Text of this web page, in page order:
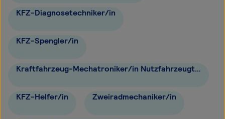
KFZ-Diagnosetechniker/in
KFZ-Spengler/in
Kraftfahrzeug-Mechatroniker/in Nutzfahrzeugtechnik
KFZ-Helfer/in Zweiradmechaniker/in